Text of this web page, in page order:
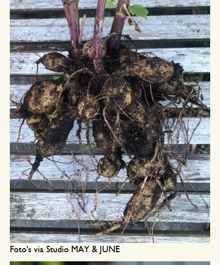
Foto's via Studio MAY & JUNE